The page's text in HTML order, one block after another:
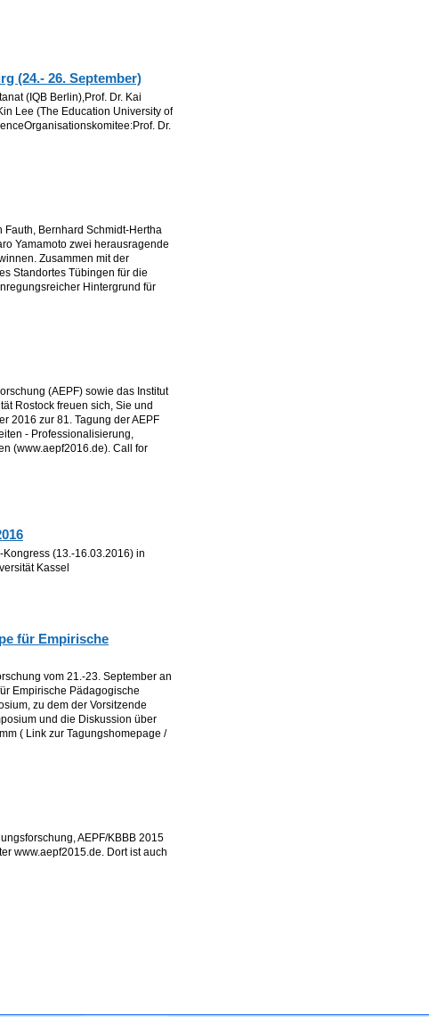
(24.- 26. September)
(IQB Berlin),Prof. Dr. Kai
Lee (The Education University of
Dr.
Fauth, Bernhard Schmidt-Hertha
Yamamoto zwei herausragende
Zusammen mit der
Standortes Tübingen für die
Hintergrund für
(AEPF) sowie das Institut
Rostock freuen sich, Sie und
2016 zur 81. Tagung der AEPF
- Professionalisierung,
(www.aepf2016.de). Call for
(13.-16.03.2016) in
Kassel
für Empirische
vom 21.-23. September an
Empirische Pädagogische
zu dem der Vorsitzende
und die Diskussion über
( Link zur Tagungshomepage /
AEPF/KBBB 2015
www.aepf2015.de. Dort ist auch